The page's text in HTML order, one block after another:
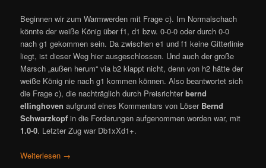
Beginnen wir zum Warmwerden mit Frage c). Im Normalschach
könnte der weiße König über f1, d1 bzw. 0-0-0 oder durch 0-0
nach g1 gekommen sein. Da zwischen e1 und f1 keine Gitterlinie
liegt, ist dieser Weg hier ausgeschlossen. Und auch der große
Marsch „außen herum“ via b2 klappt nicht, denn von h2 hätte der
weiße König nie nach g1 kommen können. Also beantwortet sich
die Frage c), die nachträglich durch Preisrichterbernd
ellinghoven aufgrund eines Kommentars von Löser Bernd
Schwarzkopf in die Forderungen aufgenommen worden war, mit
1.0-0. Letzter Zug war Db1xXd1+.
Weiterlesen →